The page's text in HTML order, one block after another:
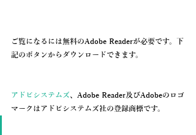
ご覧になるには無料のAdobe Readerが必要です。下
記のボタンからダウンロードできます。
アドビシステムズ、Adobe Reader及びAdobeのロゴ
マークはアドビシステムズ社の登録商標です。